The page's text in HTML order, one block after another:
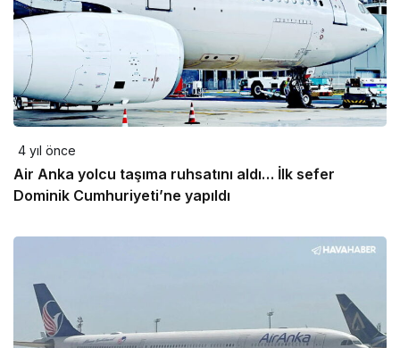
4 yıl önce
Air Anka yolcu taşıma ruhsatını aldı… İlk sefer
Dominik Cumhuriyeti’ne yapıldı